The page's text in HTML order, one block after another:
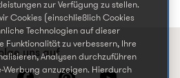
uns auf
zur Verfügung zu stellen.
Cookies (einschließlich Cookies
Technologien auf dieser
Funktionalität zu verbessern, Ihre
Analysen durchzuführen
Werbung anzuzeigen. Hierdurch